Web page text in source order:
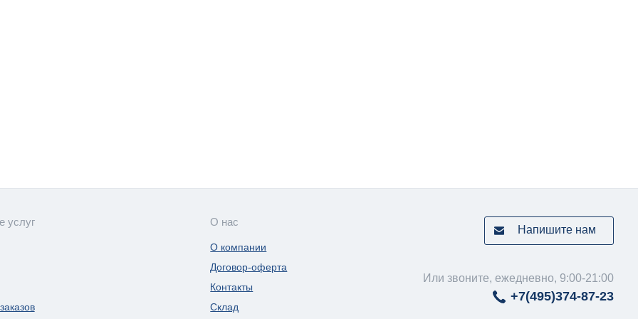
Напишите нам
Или звоните, ежедневно, 9:00-21:00
+7(495)374-87-23
услуг О нас
О компании
Договор-оферта
Контакты
Склад